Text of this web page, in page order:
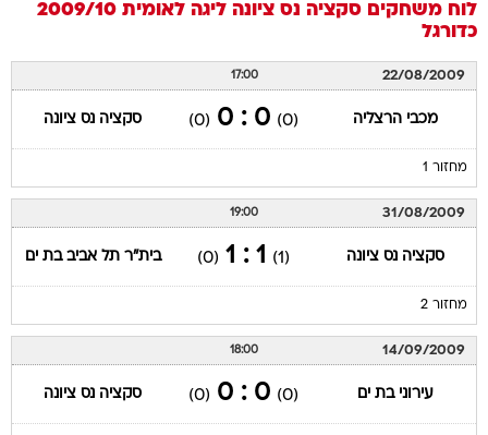
לוח משחקים סקציה נס ציונה ליגה לאומית 2009/10
כדורגל
22/08/2009
17:00
מכבי הרצליה (0)
0 : 0
(0) סקציה נס ציונה
מחזור 1
31/08/2009
19:00
סקציה נס ציונה (1)
1 : 1
(0) בית"ר תל אביב בת ים
מחזור 2
14/09/2009
18:00
עירוני בת ים (0)
0 : 0
(0) סקציה נס ציונה